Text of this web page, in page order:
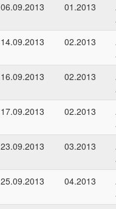
06.09.2013
01.2013
14.09.2013
02.2013
16.09.2013
02.2013
17.09.2013
02.2013
23.09.2013
03.2013
25.09.2013
04.2013